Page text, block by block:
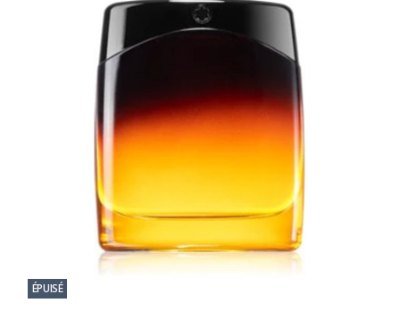
ÉPUISÉ